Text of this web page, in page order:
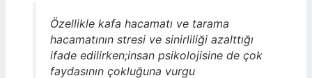
Özellikle kafa hacamatı ve tarama
hacamatının stresi ve sinirliliği azalttığı
ifade edilirken;insan psikolojisine de çok
faydasının çokluğuna vurgu